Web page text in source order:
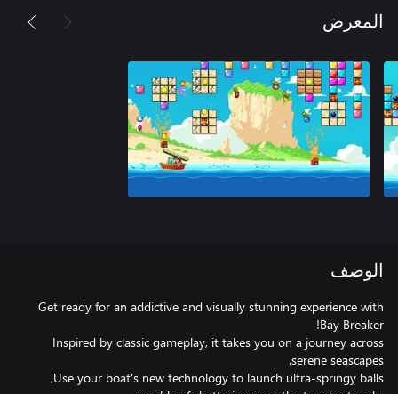
المعرض
الوصف
Get ready for an addictive and visually stunning experience with
Inspired by classic gameplay, it takes you on a journey across